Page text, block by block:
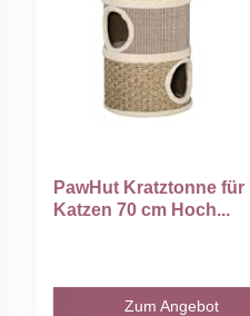
PawHut Kratztonne für
Katzen 70 cm Hoch...
Zum Angebot